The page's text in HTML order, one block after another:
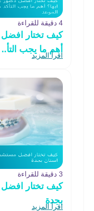
4 دقيقة للقراءة
كيف تختار افضل
أهم ما يجب التأ..
اقرأ المزيد
3 دقيقة للقراءة
كيف تختار
بجدة
اقرأ المزيد